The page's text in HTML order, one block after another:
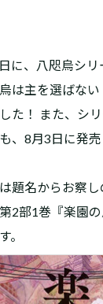
に、八咫烏シリ
は主を選ばな
た！ また、シ
、8月3日に発売
題名からお察し
2部1巻『楽園
。